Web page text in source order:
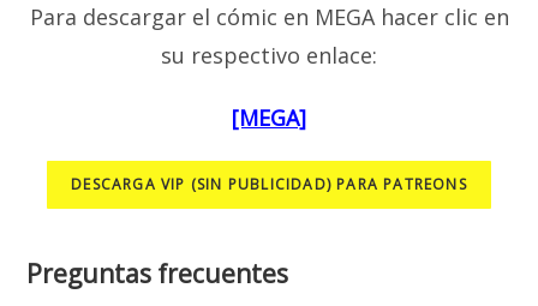
Para descargar el cómic en MEGA hacer clic en
su respectivo enlace:
[MEGA]
DESCARGA VIP (SIN PUBLICIDAD) PARA PATREONS
Preguntas frecuentes